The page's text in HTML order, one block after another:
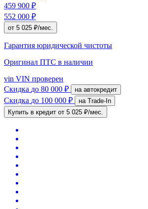
459 900 ₽
552 000 ₽
от 5 025 ₽/мес.
Гарантия юридической чистоты
Оригинал ПТС в наличии
vin VIN проверен
Скидка до 80 000 ₽ на автокредит
Скидка до 100 000 ₽
на Trade-In
Купить в кредит от 5 025 ₽/мес.